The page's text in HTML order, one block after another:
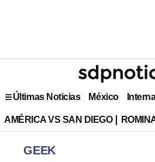
Últimas Noticias México
AMÉRICA VS SAN DIEGO
GEEK